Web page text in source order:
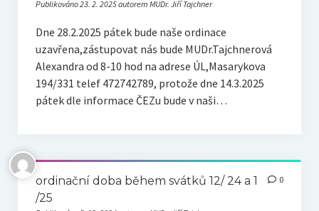
Publikováno 23. 2. 2025 autorem MUDr. Jiří Tajchner
Dne 28.2.2025 pátek bude naše ordinace
uzavřena,zástupovat nás bude MUDr.Tajchnerová
Alexandra od 8-10 hod na adrese ÚL,Masarykova
194/331 telef 472742789, protože dne 14.3.2025
pátek dle informace ČEZu bude v naši…
ordinační doba během svátků 12/ 24 a 1
/25
0